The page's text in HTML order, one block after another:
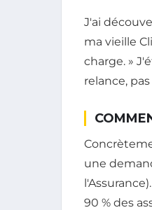
J'ai
ma vieille
charge. »
relance,
une
90 % des